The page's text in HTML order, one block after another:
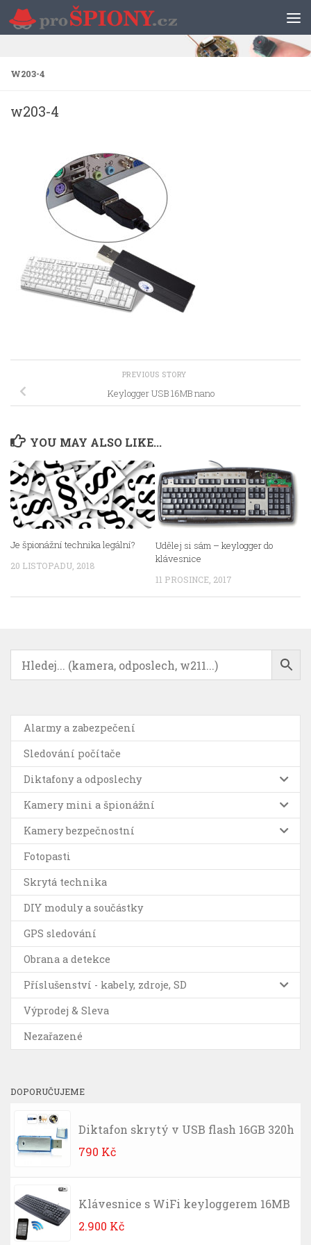
Skip to content
W203-4
w203-4
PREVIOUS STORY
Keylogger USB 16MB nano
YOU MAY ALSO LIKE...
Je špionážní technika legální?
20 LISTOPADU, 2018
Udělej si sám – keylogger do
klávesnice
11 PROSINCE, 2017
Alarmy a zabezpečení
Sledování počítače
Diktafony a odposlechy
Kamery mini a špionážní
Kamery bezpečnostní
Fotopasti
Skrytá technika
DIY moduly a součástky
GPS sledování
Obrana a detekce
Příslušenství - kabely, zdroje, SD
Výprodej & Sleva
Nezařazené
DOPORUČUJEME
Diktafon skrytý v USB flash 16GB 320h
790 Kč
Klávesnice s WiFi keyloggerem 16MB
2.900 Kč